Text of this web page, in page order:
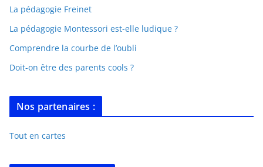
La pédagogie Freinet
La pédagogie Montessori est-elle ludique ?
Comprendre la courbe de l’oubli
Doit-on être des parents cools ?
Nos partenaires :
Tout en cartes